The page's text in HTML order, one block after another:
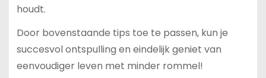
houdt.
Door bovenstaande tips toe te passen, kun je
succesvol ontspulling en eindelijk geniet van
eenvoudiger leven met minder rommel!